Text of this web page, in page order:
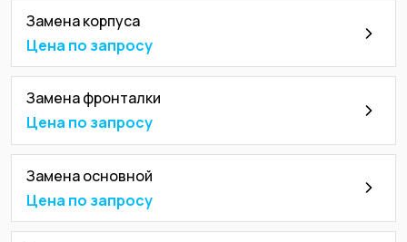
Замена корпуса
Цена по запросу
Замена фронталки
Цена по запросу
Замена основной
Цена по запросу